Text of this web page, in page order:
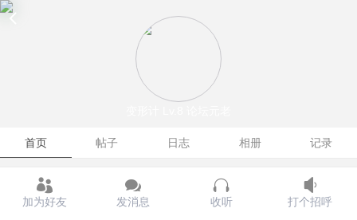
首页 帖子 日志 相册 记录
加为好友 发消息 收听 打个招呼